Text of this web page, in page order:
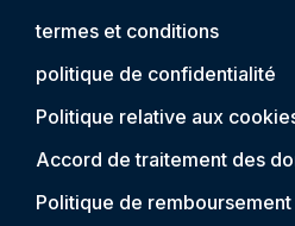
termes et conditions
politique de confidentialité
Politique relative aux
Accord de traitement des
Politique de remboursement